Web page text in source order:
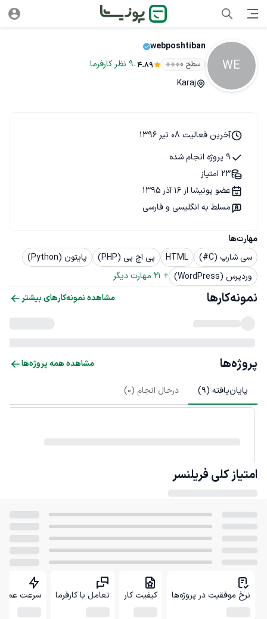
WE
webposhtiban
سطح ۰ 4.89
.
9 نظر کارفرما
Karaj
مهارت‌ها
سی شارپ (C#)
HTML پی اچ پی (PHP)
پایتون (Python)
وردپرس (WordPress)
+
21 مهارت دیگر
آخرین فعالیت 08 تیر 1396
9 پروژه انجام شده
23 امتیاز
عضو پونیشا از 16 آذر 1395
مسلط به انگلیسی و فارسی
نمونه‌کارها مشاهده نمونه‌کارهای بیشتر
پروژه‌ها مشاهده همه پروژه‌ها
پایان‌یافته (9
) درحال انجام (0
)
امتیاز کلی فریلنسر
نرخ موفقیت در پروژه‌ها کیفیت کار تعامل با کارفرما سرعت عمل